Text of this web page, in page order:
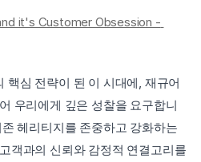
it's Customer Obsession -
핵심 전략이 된 이 시대에, 재규어
우리에게 깊은 성찰을 요구합니
헤리티지를 존중하고 강화하는
객과의 신뢰와 감정적 연결고리를